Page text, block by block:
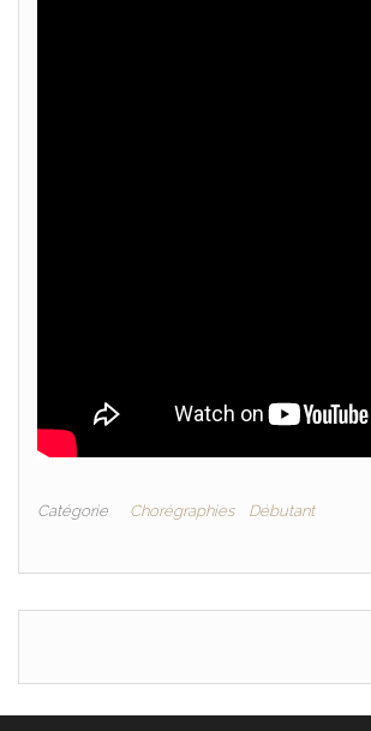
Catégorie Chorégraphies Débutant